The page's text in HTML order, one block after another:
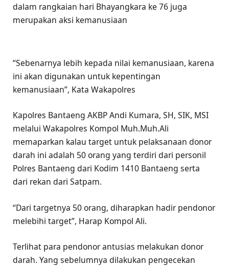
dalam rangkaian hari Bhayangkara ke 76 juga
merupakan aksi kemanusiaan
“Sebenarnya lebih kepada nilai kemanusiaan, karena
ini akan digunakan untuk kepentingan
kemanusiaan”, Kata Wakapolres
Kapolres Bantaeng AKBP Andi Kumara, SH, SIK, MSI
melalui Wakapolres Kompol Muh.Muh.Ali
memaparkan kalau target untuk pelaksanaan donor
darah ini adalah 50 orang yang terdiri dari personil
Polres Bantaeng dari Kodim 1410 Bantaeng serta
dari rekan dari Satpam.
“Dari targetnya 50 orang, diharapkan hadir pendonor
melebihi target”, Harap Kompol Ali.
Terlihat para pendonor antusias melakukan donor
darah. Yang sebelumnya dilakukan pengecekan